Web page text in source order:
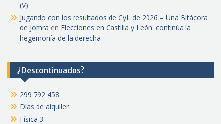
(V)
Jugando con los resultados de CyL de 2026 – Una Bitácora
de Jomra en Elecciones en Castilla y León: continúa la
hegemonía de la derecha
¿Descontinuados?
299 792 458
Días de alquiler
Física 3